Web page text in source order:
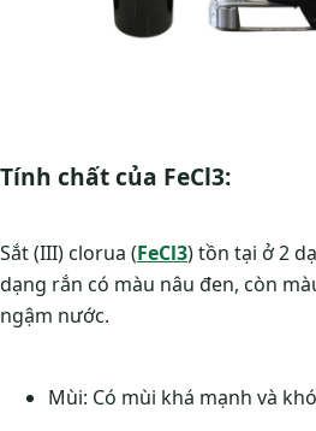
Tính chất của FeCl3:
Sắt (III) clorua (FeCl3) tồn tại ở 2
dạng rắn có màu nâu đen, còn
ngậm nước.
Mùi: Có mùi khá mạnh và